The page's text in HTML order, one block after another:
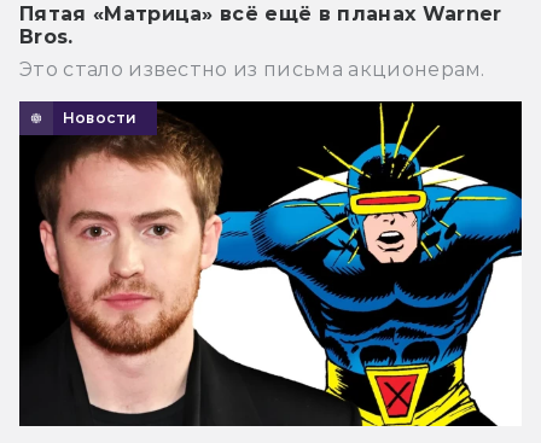
Пятая «Матрица» всё ещё в планах Warner
Bros.
Это стало известно из письма акционерам.
Новости